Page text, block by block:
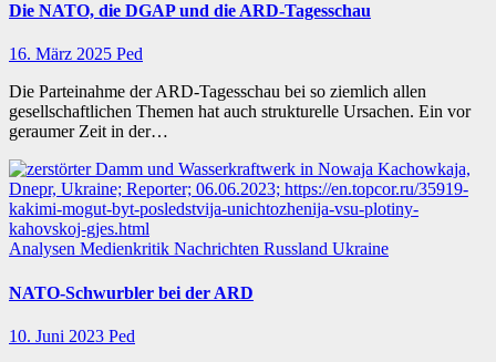
Die NATO, die DGAP und die ARD-Tagesschau
16. März 2025 Ped
Die Parteinahme der ARD-Tagesschau bei so ziemlich allen
gesellschaftlichen Themen hat auch strukturelle Ursachen. Ein vor
geraumer Zeit in der…
Analysen Medienkritik Nachrichten Russland Ukraine
NATO-Schwurbler bei der ARD
10. Juni 2023 Ped